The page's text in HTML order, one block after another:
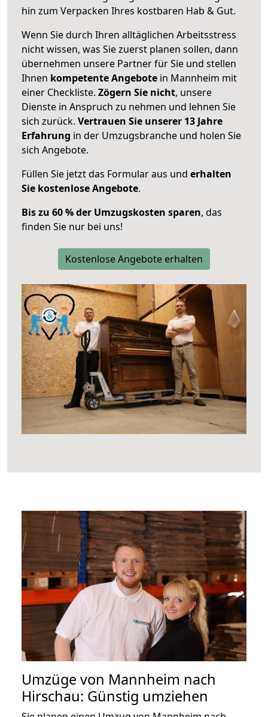
hin zum Verpacken Ihres kostbaren Hab & Gut.
Wenn Sie durch Ihren alltäglichen Arbeitsstress
nicht wissen, was Sie zuerst planen sollen, dann
übernehmen unsere Partner für Sie und stellen
Ihnen kompetente Angebote in Mannheim mit
einer Checkliste. Zögern Sie nicht, unsere
Dienste in Anspruch zu nehmen und lehnen Sie
sich zurück. Vertrauen Sie unserer 13 Jahre
Erfahrung in der Umzugsbranche und holen Sie
sich Angebote.
Füllen Sie jetzt das Formular aus und erhalten
Sie kostenlose Angebote.
Bis zu 60 % der Umzugskosten sparen, das
finden Sie nur bei uns!
Kostenlose Angebote erhalten
Umzüge von Mannheim nach
Hirschau: Günstig umziehen